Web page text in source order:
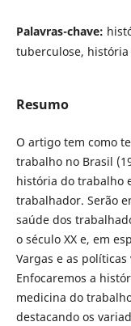
Palavras-chave:
tuberculose,
Resumo
O artigo tem como
trabalho no Brasil
história do trabalho
trabalhador. Serão
saúde dos
o século XX e, em
Vargas e as
Enfocaremos a
medicina do
destacando os